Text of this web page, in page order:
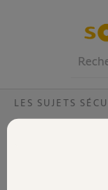
Volet
LES SUJETS
Suite changement
à 20h suite